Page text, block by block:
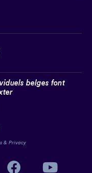
belges font
& Privacy